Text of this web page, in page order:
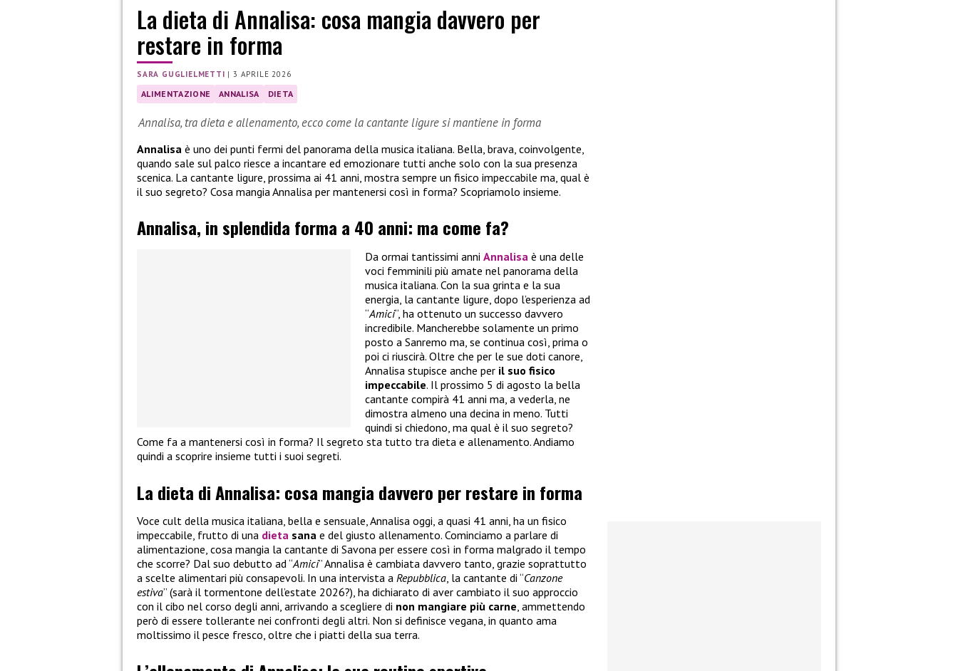
La dieta di Annalisa: cosa mangia davvero per
restare in forma
SARA GUGLIELMETTI |3 APRILE 2026
ALIMENTAZIONE ANNALISA DIETA
Annalisa, tra dieta e allenamento, ecco come la cantante ligure si mantiene in forma
Annalisa è uno dei punti fermi del panorama della musica italiana. Bella, brava, coinvolgente,
quando sale sul palco riesce a incantare ed emozionare tutti anche solo con la sua presenza
scenica. La cantante ligure, prossima ai 41 anni, mostra sempre un fisico impeccabile ma, qual è
il suo segreto? Cosa mangia Annalisa per mantenersi così in forma? Scopriamolo insieme.
Annalisa, in splendida forma a 40 anni: ma come fa?
Da ormai tantissimi anni Annalisa è una delle
voci femminili più amate nel panorama della
musica italiana. Con la sua grinta e la sua
energia, la cantante ligure, dopo l’esperienza ad
“Amici“, ha ottenuto un successo davvero
incredibile. Mancherebbe solamente un primo
posto a Sanremo ma, se continua così, prima o
poi ci riuscirà. Oltre che per le sue doti canore,
Annalisa stupisce anche per il suo fisico
impeccabile. Il prossimo 5 di agosto la bella
cantante compirà 41 anni ma, a vederla, ne
dimostra almeno una decina in meno. Tutti
quindi si chiedono, ma qual è il suo segreto?
Come fa a mantenersi così in forma? Il segreto sta tutto tra dieta e allenamento. Andiamo
quindi a scoprire insieme tutti i suoi segreti.
La dieta di Annalisa: cosa mangia davvero per restare in forma
Voce cult della musica italiana, bella e sensuale, Annalisa oggi, a quasi 41 anni, ha un fisico
impeccabile, frutto di una dieta sana e del giusto allenamento. Cominciamo a parlare di
alimentazione, cosa mangia la cantante di Savona per essere così in forma malgrado il tempo
che scorre? Dal suo debutto ad “Amici” Annalisa è cambiata davvero tanto, grazie soprattutto
a scelte alimentari più consapevoli. In una intervista a Repubblica, la cantante di “Canzone
estiva” (sarà il tormentone dell’estate 2026?), ha dichiarato di aver cambiato il suo approccio
con il cibo nel corso degli anni, arrivando a scegliere di non mangiare più carne, ammettendo
però di essere tollerante nei confronti degli altri. Non si definisce vegana, in quanto ama
moltissimo il pesce fresco, oltre che i piatti della sua terra.